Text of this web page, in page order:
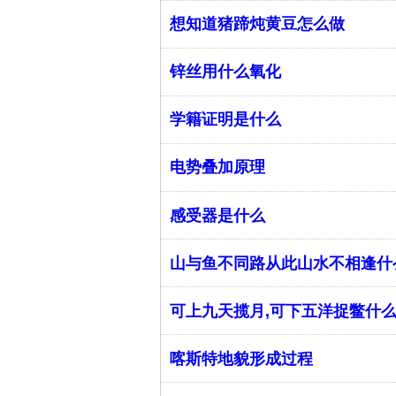
想知道猪蹄炖黄豆怎么做
锌丝用什么氧化
学籍证明是什么
电势叠加原理
感受器是什么
山与鱼不同路从此山水不相逢
可上九天揽月,可下五洋捉鳖什
喀斯特地貌形成过程